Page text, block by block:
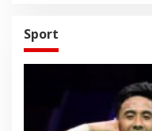
Sport